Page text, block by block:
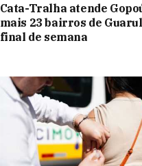
Cata-Tralha atende
mais 23 bairros de
final de semana